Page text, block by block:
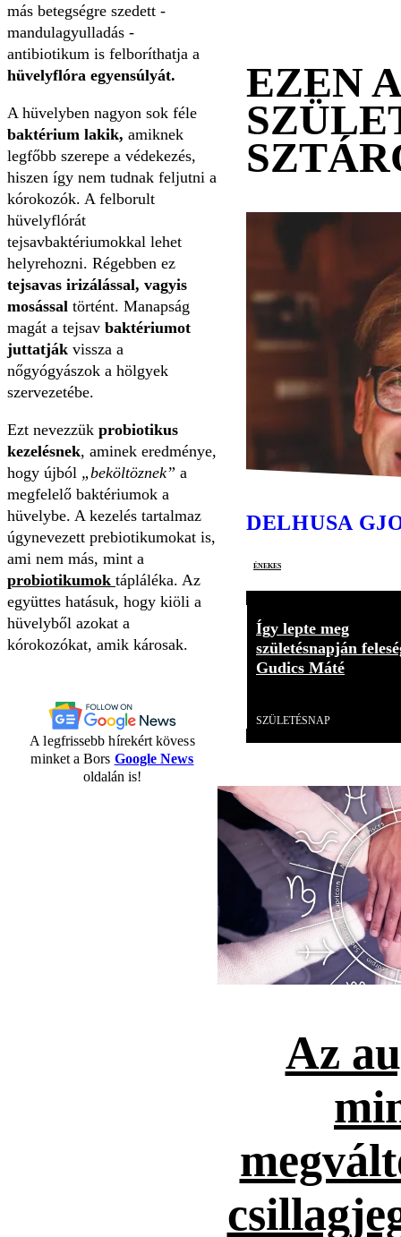
más betegségre szedett -
mandulagyulladás -
antibiotikum is felboríthatja a
hüvelyflóra egyensúlyát.
A hüvelyben nagyon sok féle
baktérium lakik, amiknek
legfőbb szerepe a védekezés,
hiszen így nem tudnak feljutni a
kórokozók. A felborult
hüvelyflórát
tejsavbaktériumokkal lehet
helyrehozni. Régebben ez
tejsavas irizálással, vagyis
mosással történt. Manapság
magát a tejsav baktériumot
juttatják vissza a
nőgyógyászok a hölgyek
szervezetébe.
Ezt nevezzük probiotikus
kezelésnek, aminek eredménye,
hogy újból „beköltöznek” a
megfelelő baktériumok a
hüvelybe. A kezelés tartalmaz
úgynevezett prebiotikumokat is,
ami nem más, mint a
probiotikumok tápláléka. Az
együttes hatásuk, hogy kiöli a
hüvelyből azokat a
kórokozókat, amik károsak.
A legfrissebb hírekért kövess
minket a Bors Google News
oldalán is!
EZEN
DELHUSA
énekes
Így lepte meg
születésnapján
Gudics Máté
SZÜLETÉSNAP
Az